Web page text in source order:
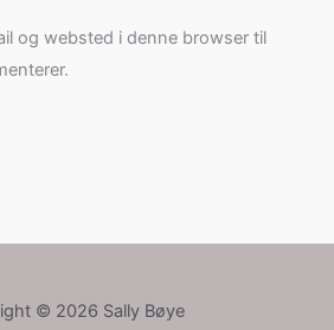
og websted i denne browser til
© 2026 Sally Bøye